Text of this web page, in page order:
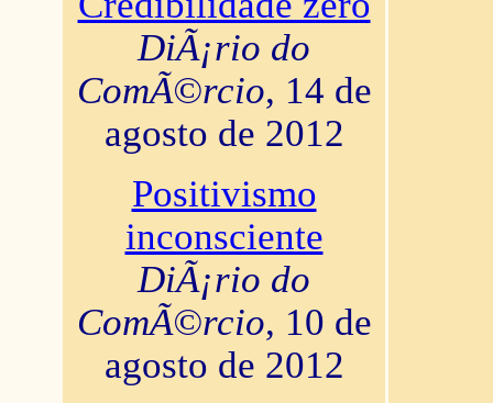
DiÃ¡rio do
ComÃ©rcio, 14 de
agosto de 2012
Positivismo
inconsciente
DiÃ¡rio do
ComÃ©rcio, 10 de
agosto de 2012